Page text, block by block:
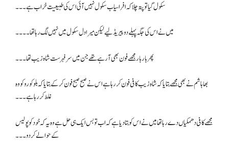
سکول گیا تو پتہ چلا کہ افراسیاب سکول نہیں آئی اس کی طبیعیت خراب ہے۔۔۔
میں نے اس کی جگہ پہلے دو پیریڈ لیے لیکن میرا دل سکول میں نہیں لگ رہا تھا ۔۔۔۔
پھر بار بار مجھے فون بھی آ رہے تھے جن میں سر فہرست شاہ زیب تھا ۔۔۔
بھا ہاشم نے بھی مجھے بتایا کہ شاہ زیب کافی فون کر رہا ہے اس نے صبح صبح فون کرکے بتایا کہ بلو کو روکو وہ
غلط کر رہا ہے۔۔۔
مجھے کافی دھمکیاں دے رہا تھا میں نے اس کو بتا دیا ہے کہ اب تو بس ایک ہی حل ہے وہ یہ کہ خود کو پولیس
کے حوالے کر دو۔۔۔